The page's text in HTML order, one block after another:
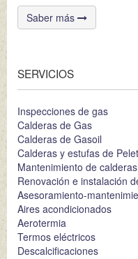
Saber más
SERVICIOS
Inspecciones de gas
Calderas de Gas
Calderas de Gasoil
Calderas y estufas de Pelet
Mantenimiento de calderas
Renovación e instalación
Asesoramiento-
Aires acondicionados
Aerotermia
Termos eléctricos
Descalcificaciones